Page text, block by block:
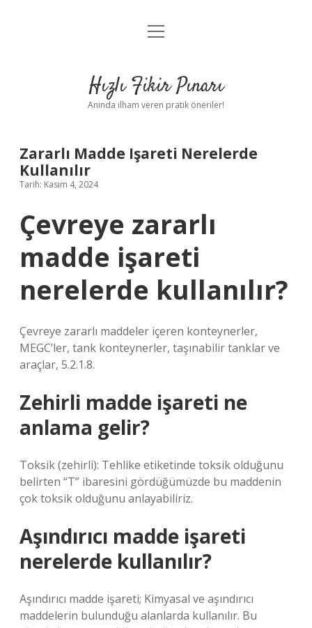
Anasayfa
Yasal Uyarı
menüyü
Hızlı Fikir Pınarı
Anında ilham veren pratik öneriler!
Zararlı Madde Işareti Nerelerde
Kullanılır
Tarih: Kasım 4, 2024
Çevreye zararlı
madde işareti
nerelerde kullanılır?
Çevreye zararlı maddeler içeren konteynerler,
MEGC’ler, tank konteynerler, taşınabilir tanklar ve
araçlar, 5.2.1.8.
Zehirli madde işareti ne
anlama gelir?
Toksik (zehirli): Tehlike etiketinde toksik olduğunu
belirten “T” ibaresini gördüğümüzde bu maddenin
çok toksik olduğunu anlayabiliriz.
Aşındırıcı madde işareti
nerelerde kullanılır?
Aşındırıcı madde işareti; Kimyasal ve aşındırıcı
maddelerin bulunduğu alanlarda kullanılır. Bu